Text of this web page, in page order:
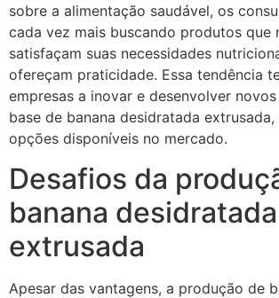
sobre a alimentação saudável, os
cada vez mais buscando produtos que
satisfaçam suas necessidades
ofereçam praticidade. Essa tendência
empresas a inovar e desenvolver
base de banana desidratada
opções disponíveis no mercado.
Desafios da
banana desidratada
extrusada
Apesar das vantagens, a produção de